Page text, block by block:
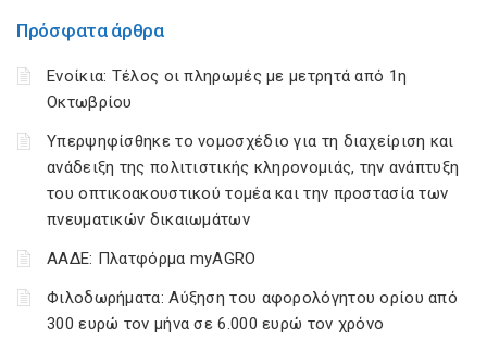
Πρόσφατα άρθρα
Ενοίκια: Τέλος οι πληρωμές με μετρητά από 1η
Οκτωβρίου
Υπερψηφίσθηκε το νομοσχέδιο για τη διαχείριση και
ανάδειξη της πολιτιστικής κληρονομιάς, την ανάπτυξη
του οπτικοακουστικού τομέα και την προστασία των
πνευματικών δικαιωμάτων
ΑΑΔΕ: Πλατφόρμα myAGRO
Φιλοδωρήματα: Αύξηση του αφορολόγητου ορίου από
300 ευρώ τον μήνα σε 6.000 ευρώ τον χρόνο